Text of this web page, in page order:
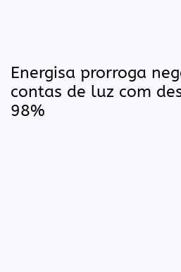
Energisa prorroga
contas de luz com
98%